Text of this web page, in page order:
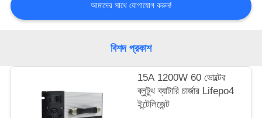
মামলা
আমাদের সাথে যোগাযোগ করুন!
বিশদ প্রকাশ
15A 1200W 60 ভোল্টের
ব্লুটুথ ব্যাটারি চার্জার Lifepo4
ইন্টেলিজেন্ট